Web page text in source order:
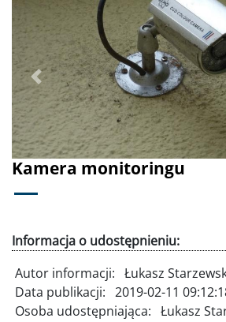
Kamera monitoringu
Poprzednie
Informacja o udostępnieniu:
Autor informacji: Łukasz
Data publikacji: 2019-02-11
Osoba udostępniająca: Łukasz